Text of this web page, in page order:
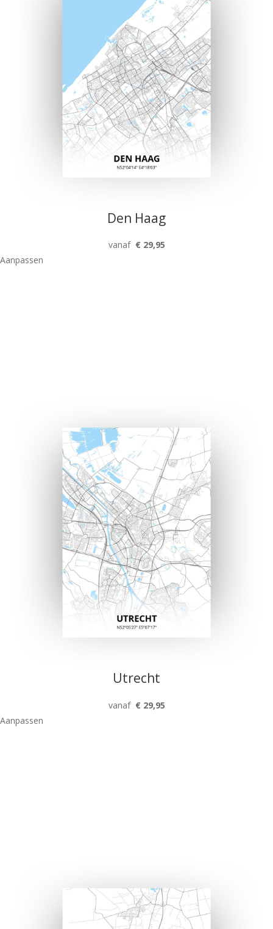
Den Haag
vanaf € 29,95
Aanpassen
Utrecht
vanaf € 29,95
Aanpassen